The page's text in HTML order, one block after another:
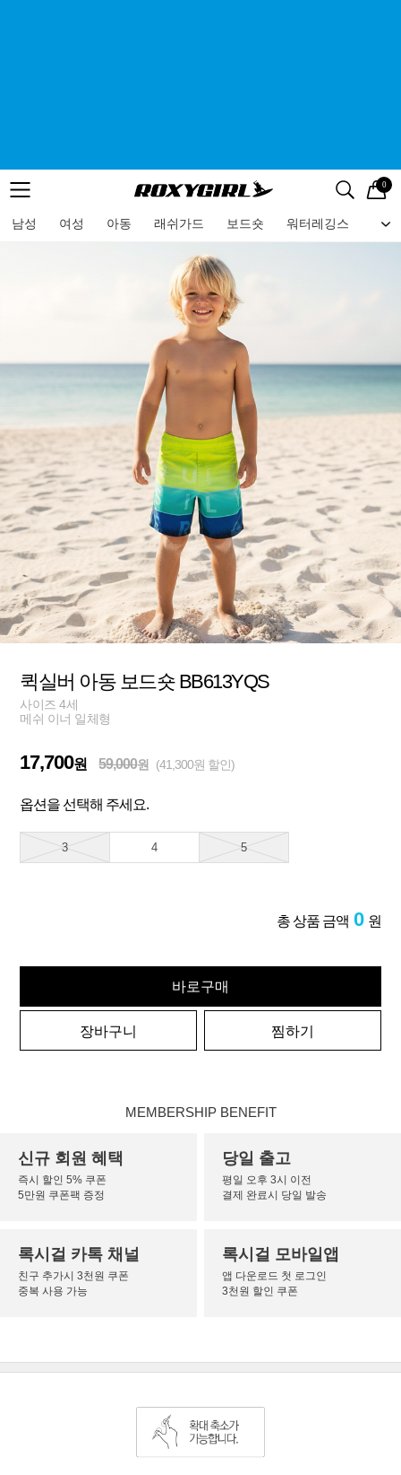
메뉴 검색
로고 0
남성 여성 아동 래쉬가드 보드숏 워터레깅스 비
메뉴
퀵실버 아동 보드숏 BB613YQS
사이즈 4세
메쉬 이너 일체형
17,700원 59,000원 (41,300원 할인)
옵션을 선택해 주세요.
3 4 5
총 상품 금액 0 원
바로구매
장바구니 찜하기
MEMBERSHIP BENEFIT
신규 회원 혜택
즉시 할인 5% 쿠폰
5만원 쿠폰팩 증정
당일 출고
평일 오후 3시 이전
결제 완료시 당일 발송
록시걸 카톡 채널
친구 추가시 3천원 쿠폰
중복 사용 가능
록시걸 모바일앱
앱 다운로드 첫 로그인
3천원 할인 쿠폰